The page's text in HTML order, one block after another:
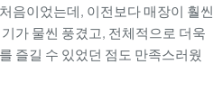
음이었는데, 이전보다 매장이 훨씬
가 물씬 풍겼고, 전체적으로 더욱
즐길 수 있었던 점도 만족스러웠